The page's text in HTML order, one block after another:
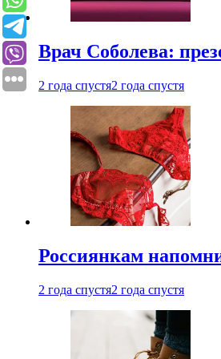
Врач Соболева:
2 года спустя2 года спустя
Россиянкам
2 года спустя2 года спустя